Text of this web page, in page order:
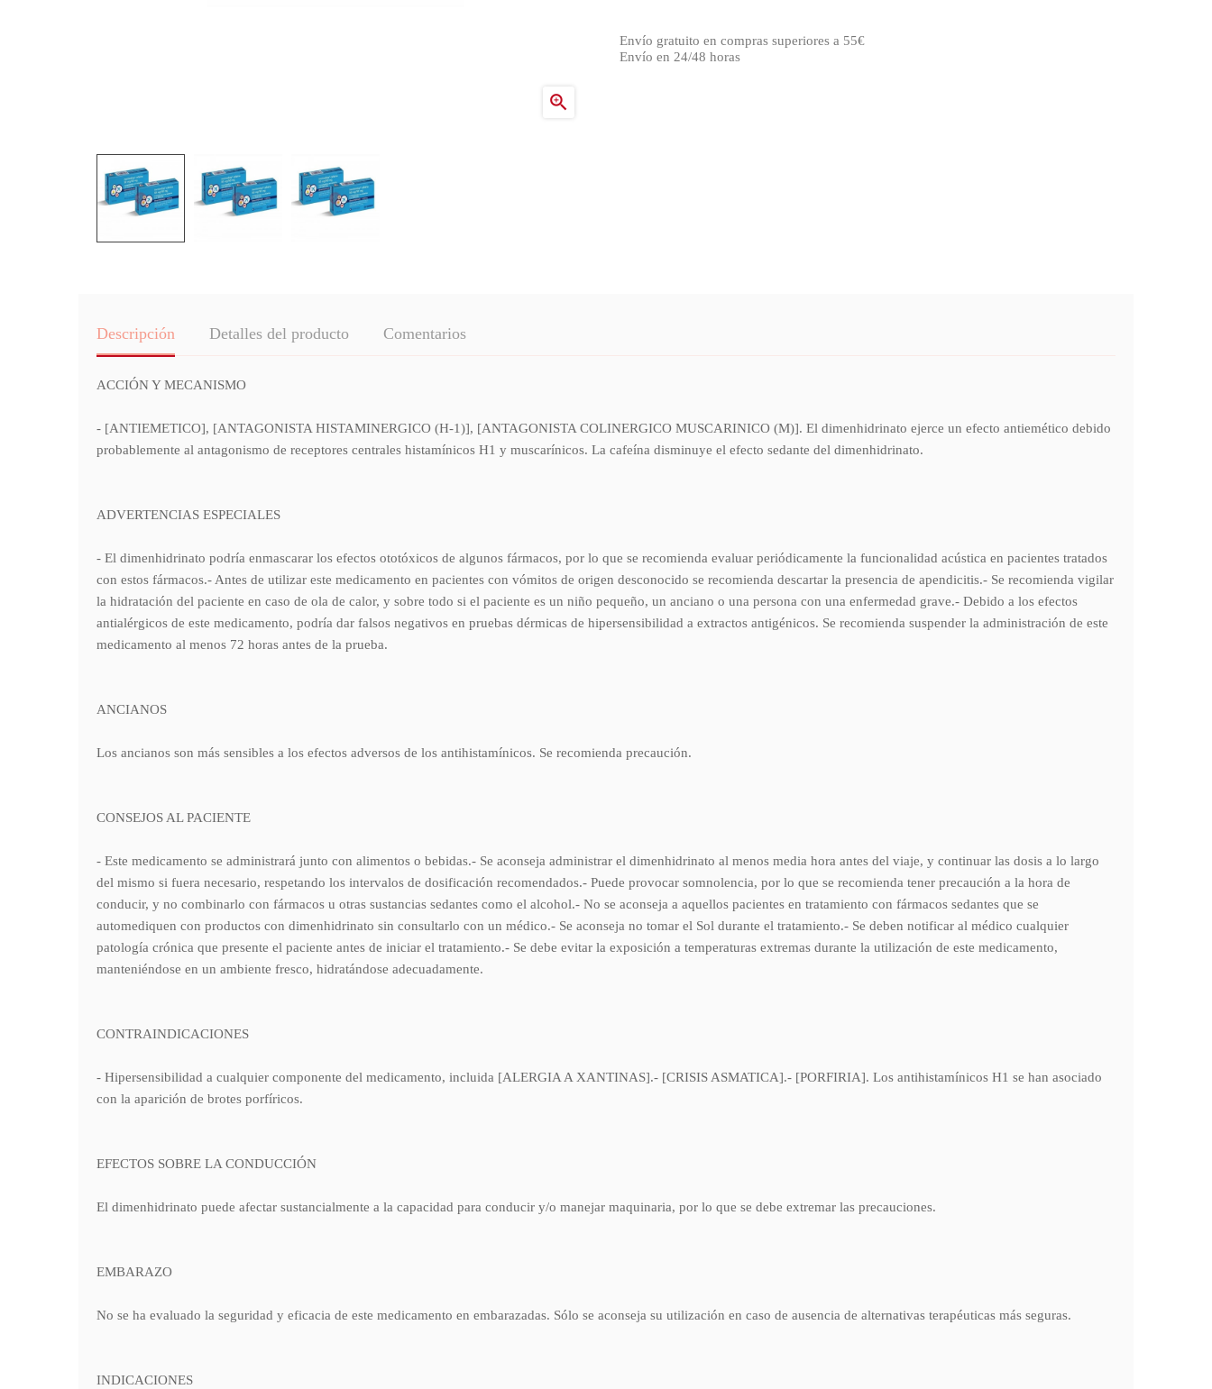

Envío gratuito en compras superiores a 55€
Envío en 24/48 horas
Descripción Detalles del producto Comentarios
ACCIÓN Y MECANISMO
- [ANTIEMETICO], [ANTAGONISTA HISTAMINERGICO (H-1)], [ANTAGONISTA COLINERGICO MUSCARINICO (M)]. El dimenhidrinato ejerce un efecto antiemético debido
probablemente al antagonismo de receptores centrales histamínicos H1 y muscarínicos. La cafeína disminuye el efecto sedante del dimenhidrinato.
ADVERTENCIAS ESPECIALES
- El dimenhidrinato podría enmascarar los efectos ototóxicos de algunos fármacos, por lo que se recomienda evaluar periódicamente la funcionalidad acústica en pacientes tratados
con estos fármacos.- Antes de utilizar este medicamento en pacientes con vómitos de origen desconocido se recomienda descartar la presencia de apendicitis.- Se recomienda vigilar
la hidratación del paciente en caso de ola de calor, y sobre todo si el paciente es un niño pequeño, un anciano o una persona con una enfermedad grave.- Debido a los efectos
antialérgicos de este medicamento, podría dar falsos negativos en pruebas dérmicas de hipersensibilidad a extractos antigénicos. Se recomienda suspender la administración de este
medicamento al menos 72 horas antes de la prueba.
ANCIANOS
Los ancianos son más sensibles a los efectos adversos de los antihistamínicos. Se recomienda precaución.
CONSEJOS AL PACIENTE
- Este medicamento se administrará junto con alimentos o bebidas.- Se aconseja administrar el dimenhidrinato al menos media hora antes del viaje, y continuar las dosis a lo largo
del mismo si fuera necesario, respetando los intervalos de dosificación recomendados.- Puede provocar somnolencia, por lo que se recomienda tener precaución a la hora de
conducir, y no combinarlo con fármacos u otras sustancias sedantes como el alcohol.- No se aconseja a aquellos pacientes en tratamiento con fármacos sedantes que se
automediquen con productos con dimenhidrinato sin consultarlo con un médico.- Se aconseja no tomar el Sol durante el tratamiento.- Se deben notificar al médico cualquier
patología crónica que presente el paciente antes de iniciar el tratamiento.- Se debe evitar la exposición a temperaturas extremas durante la utilización de este medicamento,
manteniéndose en un ambiente fresco, hidratándose adecuadamente.
CONTRAINDICACIONES
- Hipersensibilidad a cualquier componente del medicamento, incluida [ALERGIA A XANTINAS].- [CRISIS ASMATICA].- [PORFIRIA]. Los antihistamínicos H1 se han asociado
con la aparición de brotes porfíricos.
EFECTOS SOBRE LA CONDUCCIÓN
El dimenhidrinato puede afectar sustancialmente a la capacidad para conducir y/o manejar maquinaria, por lo que se debe extremar las precauciones.
EMBARAZO
No se ha evaluado la seguridad y eficacia de este medicamento en embarazadas. Sólo se aconseja su utilización en caso de ausencia de alternativas terapéuticas más seguras.
INDICACIONES